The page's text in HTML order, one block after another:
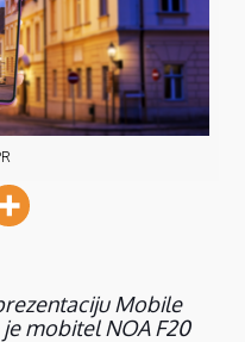
Mobile
mobitel NOA F20